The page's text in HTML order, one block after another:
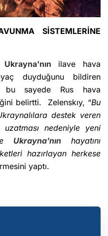
SİSTEMLERİNE
Ukrayna'nın ilave hava
duyduğunu bildiren
bu sayede Rus hava
belirtti. Zelenskıy, “Bu
destek veren
nedeniyle yeni
Ukrayna'nınhayatını
hazırlayan herkese
yaptı.